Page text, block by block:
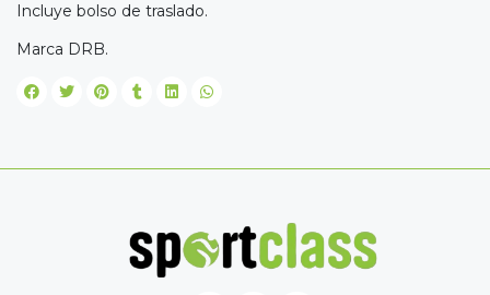
Incluye bolso de traslado.
Marca DRB.